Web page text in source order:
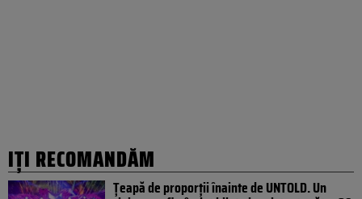
IȚI RECOMANDĂM
Țeapă de proporții înainte de UNTOLD. Un